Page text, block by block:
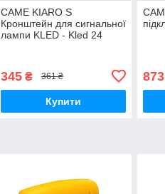
CAME KIARO S
Кронштейн для сигнальної
лампи KLED - Kled 24
345₴ 361 ₴
Купити
873